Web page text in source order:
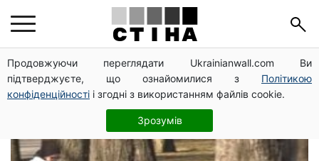
Продовжуючи переглядати Ukrainianwall.com Ви
підтверджуєте, що ознайомилися з Політикою
конфіденційності і згодні з використанням файлів cookie.
Зрозумів
соцвыплаты